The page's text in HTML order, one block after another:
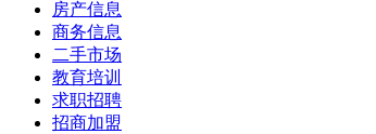
房产信息
商务信息
二手市场
教育培训
求职招聘
招商加盟